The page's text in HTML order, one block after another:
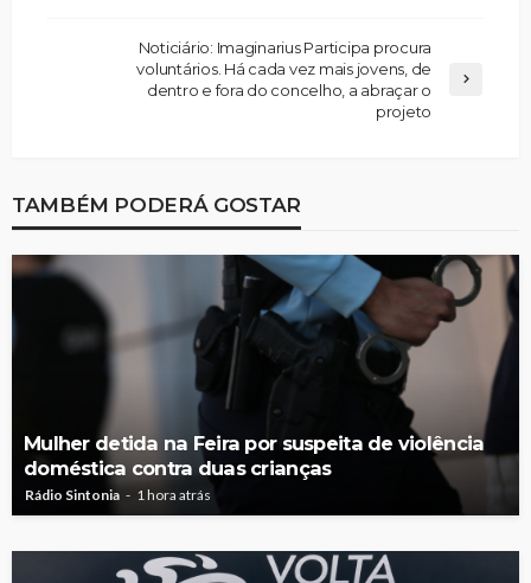
Noticiário: Imaginarius Participa procura
voluntários. Há cada vez mais jovens, de
dentro e fora do concelho, a abraçar o
projeto
TAMBÉM PODERÁ GOSTAR
Mulher detida na Feira por suspeita de violência
doméstica contra duas crianças
Rádio Sintonia 1 hora atrás